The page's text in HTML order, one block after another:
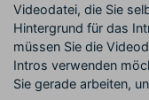
Videodatei, die Sie
Hintergrund für das
müssen Sie die
Intros verwenden
Sie gerade arbeiten,